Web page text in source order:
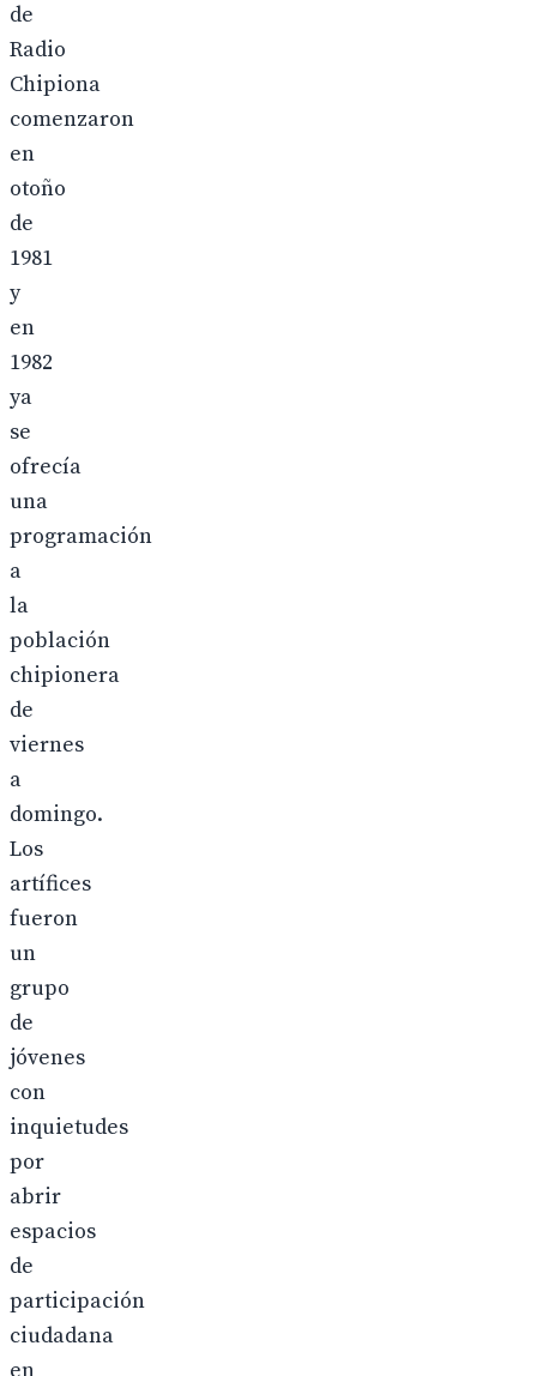
de
Radio
Chipiona
comenzaron
en
otoño
de
1981
y
en
1982
ya
se
ofrecía
una
programación
a
la
población
chipionera
de
viernes
a
domingo.
Los
artífices
fueron
un
grupo
de
jóvenes
con
inquietudes
por
abrir
espacios
de
participación
ciudadana